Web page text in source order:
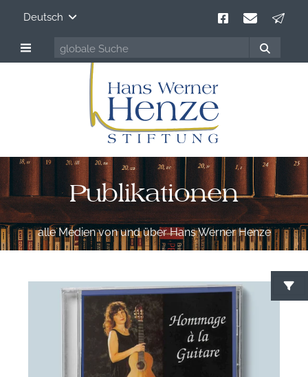
Deutsch
Publikationen
alle Medien von und über Hans Werner Henze